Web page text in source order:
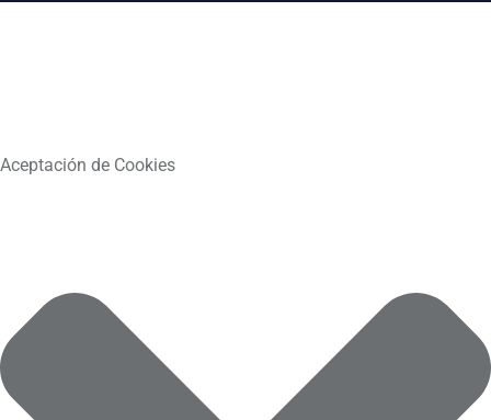
Aceptación de Cookies